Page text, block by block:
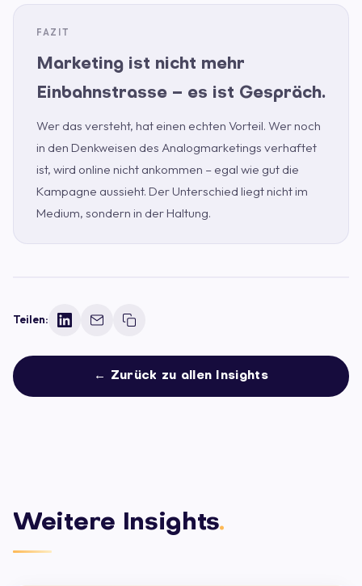
Marketing ist nicht mehr
Einbahnstrasse – es ist Gespräch.
Wer das versteht, hat einen echten Vorteil. Wer noch
in den Denkweisen des Analogmarketings verhaftet
ist, wird online nicht ankommen – egal wie gut die
Kampagne aussieht. Der Unterschied liegt nicht im
Medium, sondern in der Haltung.
Teilen:
← Zurück zu allen Insights
Weitere Insights.